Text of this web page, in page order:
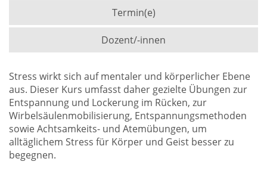
Termin(e)
Dozent/-innen
Stress wirkt sich auf mentaler und körperlicher Ebene
aus. Dieser Kurs umfasst daher gezielte Übungen zur
Entspannung und Lockerung im Rücken, zur
Wirbelsäulenmobilisierung, Entspannungsmethoden
sowie Achtsamkeits- und Atemübungen, um
alltäglichem Stress für Körper und Geist besser zu
begegnen.